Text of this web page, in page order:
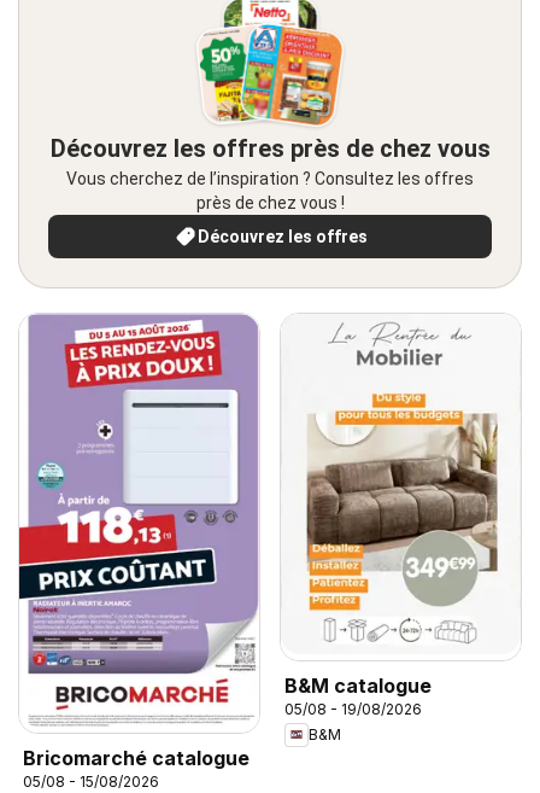
Découvrez les offres près de chez vous
Vous cherchez de l’inspiration ? Consultez les offres
près de chez vous !
Découvrez les offres
Bricomarché catalogue
05/08 - 15/08/2026
B&M catalogue
05/08 - 19/08/2026
B&M